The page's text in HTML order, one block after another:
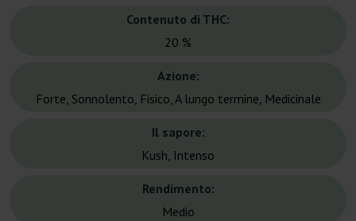
Contenuto di THC:
20 %
Azione:
Forte, Sonnolento, Fisico, A lungo termine, Medicinale
Il sapore:
Kush, Intenso
Rendimento:
Medio